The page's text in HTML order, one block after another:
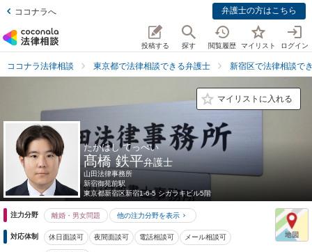
ココナラへ 弁護士の方はこちら
投稿する 探す 閲覧履歴 マイリスト ログイン
ココナラ法律相談 東京都で法律相談できる弁護士 新宿区で法律相談で
マイリストに入れる
たかはし てっぺい
髙橋 鉄平弁護士
山田法律事務所
新宿御苑前駅
東京都新宿区新宿1-6-5 シガラキビル5階
注力分野 離婚・男女問題 他の注力分野を表示
対応体制 休日面談可 夜間面談可 電話相談可 メール相談可